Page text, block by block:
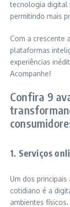
tecnologia digital
permitindo mais
Com a crescente
plataformas
experiências
Acompanhe!
Confira 9
1. Serviços
Um dos
cotidiano é a
ambientes físicos.